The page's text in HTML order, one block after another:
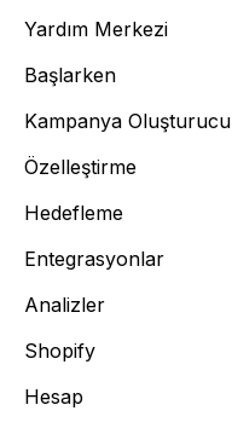
Yardım Merkezi
Başlarken
Kampanya Oluşturucu
Özelleştirme
Hedefleme
Entegrasyonlar
Analizler
Shopify
Hesap